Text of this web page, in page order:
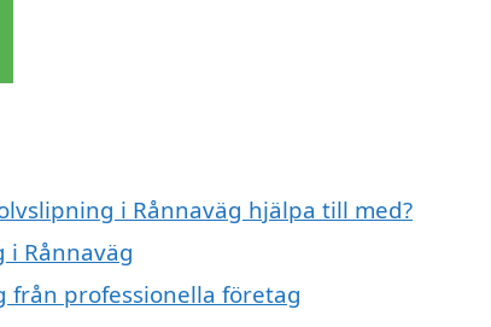
i Rånnaväg hjälpa till med?
Rånnaväg
från professionella företag